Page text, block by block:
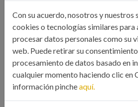
CATEGORÍAS
Colegio
Eventos
Con su acuerdo, nosotros y nuestros
cookies o tecnologías similares para
procesar datos personales como su
web. Puede retirar su
procesamiento de datos basado en
cualquier momento haciendo clic en
información pincheaquí.